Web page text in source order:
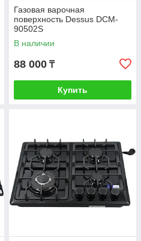
Газовая варочная
поверхность Dessus DCM-
90502S
В наличии
88 000 ₸
Купить